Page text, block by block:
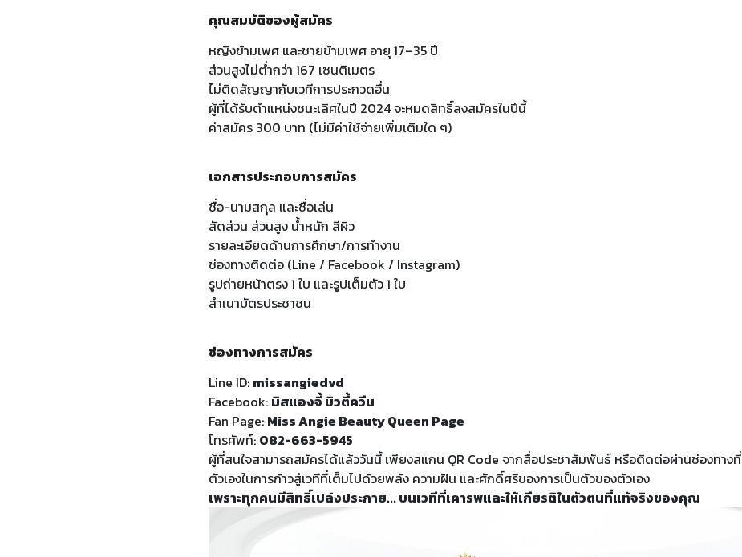
คุณสมบัติของผู้สมัคร
หญิงข้ามเพศ และชายข้ามเพศ อายุ 17–35 ปี
ส่วนสูงไม่ต่ำกว่า 167 เซนติเมตร
ไม่ติดสัญญากับเวทีการประกวดอื่น
ผู้ที่ได้รับตำแหน่งชนะเลิศในปี 2024 จะหมดสิทธิ์ลงสมัครในปีนี้
ค่าสมัคร 300 บาท (ไม่มีค่าใช้จ่ายเพิ่มเติมใด ๆ)
เอกสารประกอบการสมัคร
ชื่อ-นามสกุล และชื่อเล่น
สัดส่วน ส่วนสูง น้ำหนัก สีผิว
รายละเอียดด้านการศึกษา/การทำงาน
ช่องทางติดต่อ (Line / Facebook / Instagram)
รูปถ่ายหน้าตรง 1 ใบ และรูปเต็มตัว 1 ใบ
สำเนาบัตรประชาชน
ช่องทางการสมัคร
Line ID: missangiedvd
Facebook: มิสแองจี้ บิวตี้ควีน
Fan Page: Miss Angie Beauty Queen Page
โทรศัพท์: 082-663-5945
ผู้ที่สนใจสามารถสมัครได้แล้ววันนี้ เพียงสแกน QR Code จากสื่อประชาสัมพันธ์ หรือติดต่อผ่านช่องทางที่
ตัวเองในการก้าวสู่เวทีที่เต็มไปด้วยพลัง ความฝัน และศักดิ์ศรีของการเป็นตัวของตัวเอง
เพราะทุกคนมีสิทธิ์เปล่งประกาย... บนเวทีที่เคารพและให้เกียรติในตัวตนที่แท้จริงของคุณ